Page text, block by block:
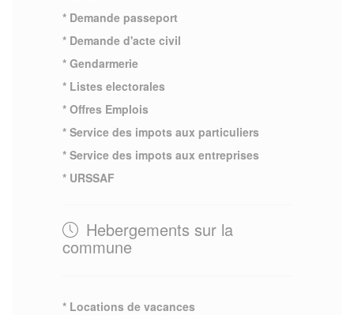
* Demande passeport
* Demande d'acte civil
* Gendarmerie
* Listes electorales
* Offres Emplois
* Service des impots aux particuliers
* Service des impots aux entreprises
* URSSAF
Hebergements sur la
commune
* Locations de vacances